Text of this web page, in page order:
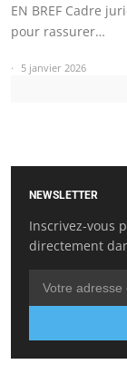
EN BREF Cadre
pour rassurer…
5 janvier 2026
NEWSLETTER
Inscrivez-vous
directement